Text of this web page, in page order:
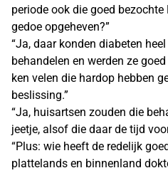
periode ook die goed
gedoe opgeheven?”
“Ja, daar konden diabeten
behandelen en werden ze
ken velen die hardop hebben
beslissing.”
“Ja, huisartsen zouden die
jeetje, alsof die daar de tijd
“Plus: wie heeft de redelijk
plattelands en binnenland